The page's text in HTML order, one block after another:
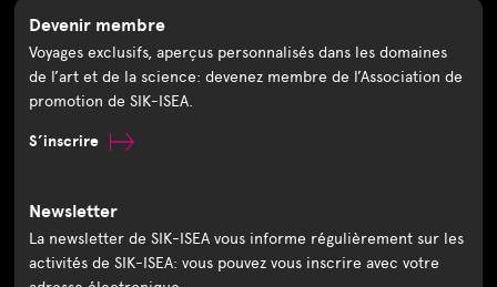
Devenir membre
Voyages exclusifs, aperçus personnalisés dans les domaines
de l’art et de la science: devenez membre de l’Association de
promotion de SIK-ISEA.
S’inscrire
Newsletter
La newsletter de SIK-ISEA vous informe régulièrement sur les
activités de SIK-ISEA: vous pouvez vous inscrire avec votre